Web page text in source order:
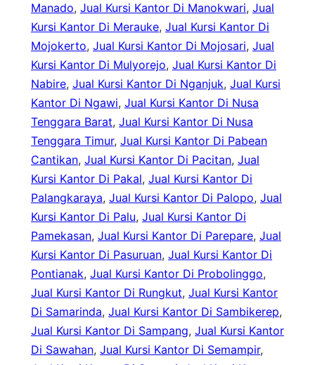
Manado, Jual Kursi Kantor Di Manokwari, Jual
Kursi Kantor Di Merauke, Jual Kursi Kantor Di
Mojokerto, Jual Kursi Kantor Di Mojosari, Jual
Kursi Kantor Di Mulyorejo, Jual Kursi Kantor Di
Nabire, Jual Kursi Kantor Di Nganjuk, Jual Kursi
Kantor Di Ngawi, Jual Kursi Kantor Di Nusa
Tenggara Barat, Jual Kursi Kantor Di Nusa
Tenggara Timur, Jual Kursi Kantor Di Pabean
Cantikan, Jual Kursi Kantor Di Pacitan, Jual
Kursi Kantor Di Pakal, Jual Kursi Kantor Di
Palangkaraya, Jual Kursi Kantor Di Palopo, Jual
Kursi Kantor Di Palu, Jual Kursi Kantor Di
Pamekasan, Jual Kursi Kantor Di Parepare, Jual
Kursi Kantor Di Pasuruan, Jual Kursi Kantor Di
Pontianak, Jual Kursi Kantor Di Probolinggo
Jual Kursi Kantor Di Rungkut, Jual Kursi Kantor
Di Samarinda, Jual Kursi Kantor Di Sambikerep
Jual Kursi Kantor Di Sampang, Jual Kursi Kantor
Di Sawahan, Jual Kursi Kantor Di Semampir